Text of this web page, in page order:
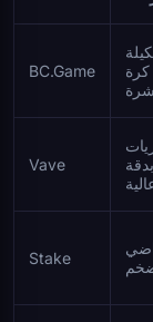
BC.Game
Vave
Stake